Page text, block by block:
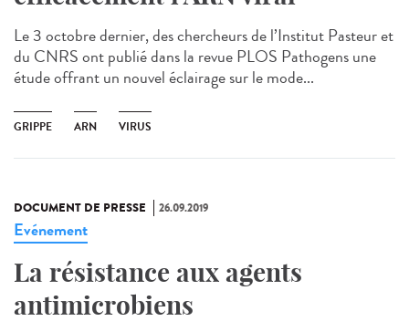
Le 3 octobre dernier, des chercheurs de l’Institut Pasteur et
du CNRS ont publié dans la revue PLOS Pathogens une
étude offrant un nouvel éclairage sur le mode...
GRIPPE ARN VIRUS
DOCUMENT DE PRESSE 26.09.2019
Evénement
La résistance aux agents
antimicrobiens